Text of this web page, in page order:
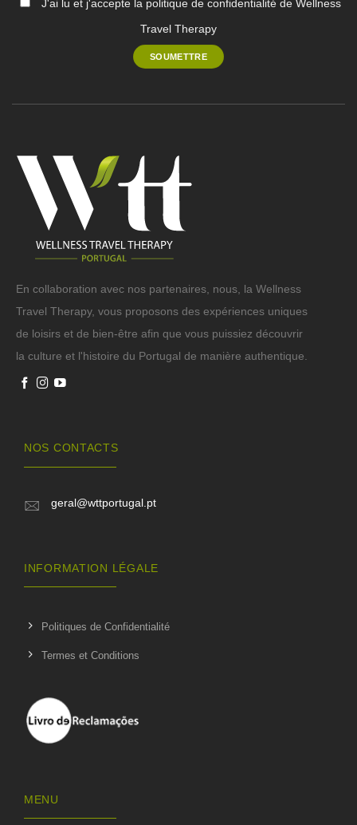
J'ai lu et j'accepte la politique de confidentialité de Wellness
Travel Therapy
En collaboration avec nos partenaires, nous, la Wellness
Travel Therapy, vous proposons des expériences uniques
de loisirs et de bien-être afin que vous puissiez découvrir
la culture et l'histoire du Portugal de manière authentique.
NOS CONTACTS
geral@wttportugal.pt
INFORMATION LÉGALE
Politiques de Confidentialité
Termes et Conditions
MENU